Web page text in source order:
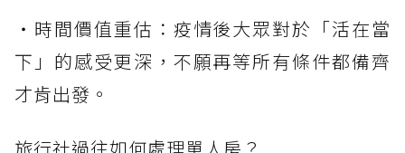
・時間價值重估：疫情後大眾對於「活在當
下」的感受更深，不願再等所有條件都備齊
才肯出發。